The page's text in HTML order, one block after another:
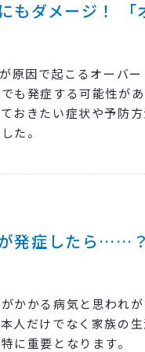
もダメージ！ 「
原因で起こるオーバ
も発症する可能性が
おきたい症状や予防
た。
発症したら……
かかる病気と思われ
⼈だけでなく家族の
に重要となります。